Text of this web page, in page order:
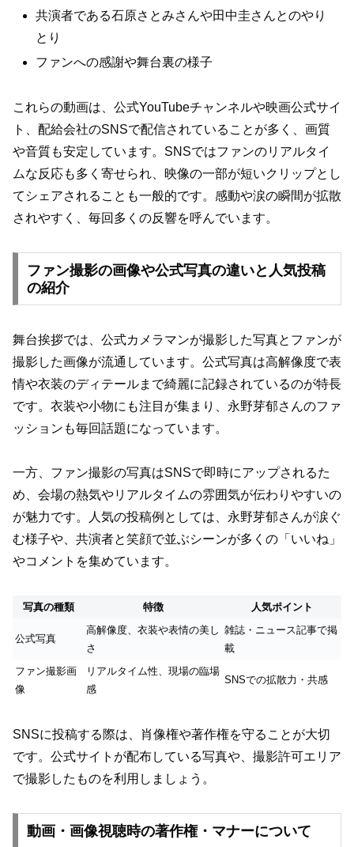
共演者である石原さとみさんや田中圭さんとのやり
とり
ファンへの感謝や舞台裏の様子
これらの動画は、公式YouTubeチャンネルや映画公式サイ
ト、配給会社のSNSで配信されていることが多く、画質
や音質も安定しています。SNSではファンのリアルタイ
ムな反応も多く寄せられ、映像の一部が短いクリップとし
てシェアされることも一般的です。感動や涙の瞬間が拡散
されやすく、毎回多くの反響を呼んでいます。
ファン撮影の画像や公式写真の違いと人気投稿
の紹介
舞台挨拶では、公式カメラマンが撮影した写真とファンが
撮影した画像が流通しています。公式写真は高解像度で表
情や衣装のディテールまで綺麗に記録されているのが特長
です。衣装や小物にも注目が集まり、永野芽郁さんのファ
ッションも毎回話題になっています。
一方、ファン撮影の写真はSNSで即時にアップされるた
め、会場の熱気やリアルタイムの雰囲気が伝わりやすいの
が魅力です。人気の投稿例としては、永野芽郁さんが涙ぐ
む様子や、共演者と笑顔で並ぶシーンが多くの「いいね」
やコメントを集めています。
写真の種類 特徴 人気ポイント
公式写真
高解像度、衣装や表情の美し
さ
雑誌・ニュース記事で掲
載
ファン撮影画
像
リアルタイム性、現場の臨場
感
SNSでの拡散力・共感
SNSに投稿する際は、肖像権や著作権を守ることが大切
です。公式サイトが配布している写真や、撮影許可エリア
で撮影したものを利用しましょう。
動画・画像視聴時の著作権・マナーについて